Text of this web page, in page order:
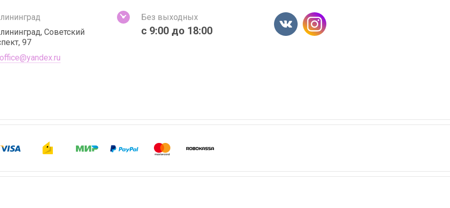
Советский
97
Без выходных
с 9:00 до 18:00